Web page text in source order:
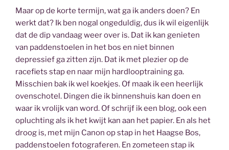
Maar op de korte termijn, wat ga ik anders doen? En
werkt dat? Ik ben nogal ongeduldig, dus ik wil eigenlijk
dat de dip vandaag weer over is. Dat ik kan genieten
van paddenstoelen in het bos en niet binnen
depressief ga zitten zijn. Dat ik met plezier op de
racefiets stap en naar mijn hardlooptraining ga.
Misschien bak ik wel koekjes. Of maak ik een heerlijk
ovenschotel. Dingen die ik binnenshuis kan doen en
waar ik vrolijk van word. Of schrijf ik een blog, ook een
opluchting als ik het kwijt kan aan het papier. En als het
droog is, met mijn Canon op stap in het Haagse Bos,
paddenstoelen fotograferen. En zometeen stap ik